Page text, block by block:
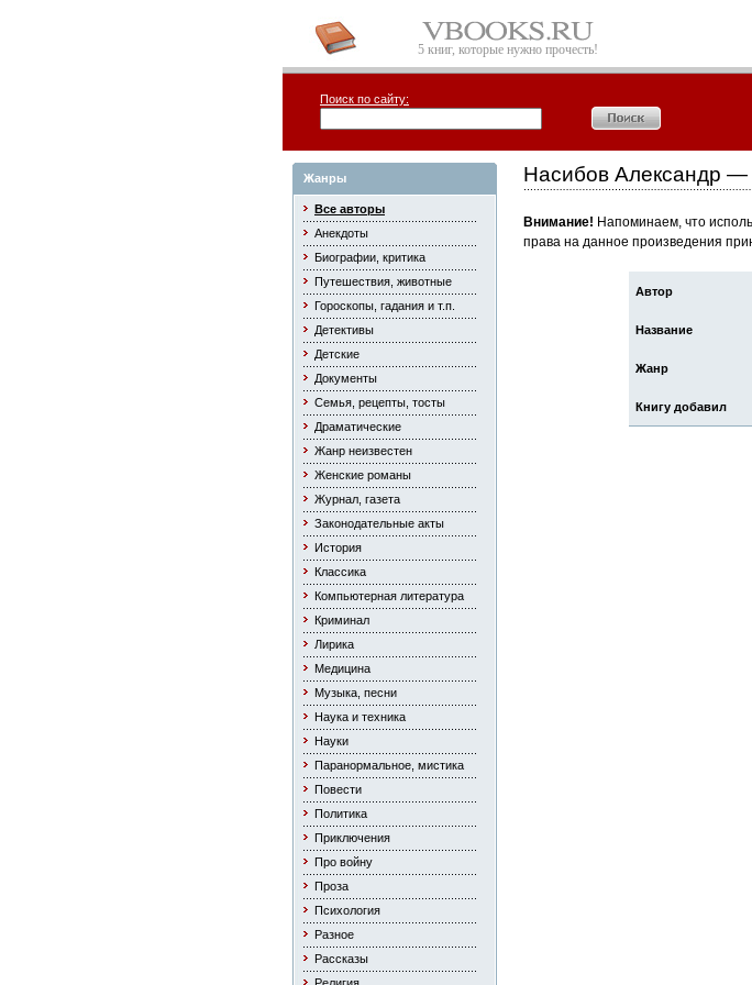
5 книг, которые нужно прочесть!
Поиск по сайту:
Жанры
Все авторы
Анекдоты
Биографии, критика
Путешествия, животные
Гороскопы, гадания и т.п.
Детективы
Детские
Документы
Семья, рецепты, тосты
Драматические
Жанр неизвестен
Женские романы
Журнал, газета
Законодательные акты
История
Классика
Компьютерная литература
Криминал
Лирика
Медицина
Музыка, песни
Наука и техника
Науки
Паранормальное, мистика
Повести
Политика
Приключения
Про войну
Проза
Психология
Разное
Рассказы
Насибов Александр
Внимание! Напоминаем, что
права на данное произведения
Автор
Название
Жанр
Книгу добавил